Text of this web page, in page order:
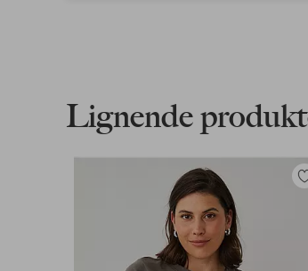
Download højopløst billede
Gælder for postpakker over 599
Læs mere
Lignende